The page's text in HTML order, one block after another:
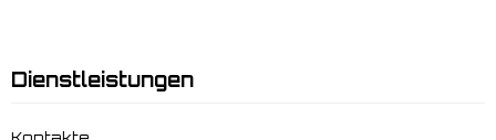
Dienstleistungen